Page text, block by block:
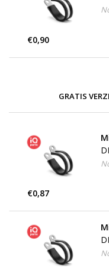
€0,90
GRATIS
€0,87